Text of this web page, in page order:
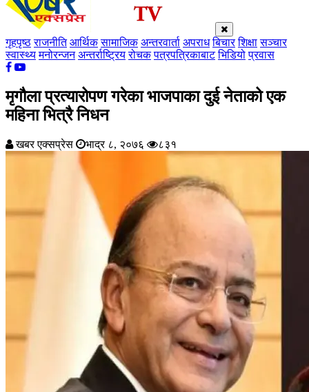
गृहपृष्ठ राजनीति आर्थिक सामाजिक अन्तरवार्ता अपराध बिचार शिक्षा सञ्चार
स्वास्थ्य मनोरन्जन अन्तर्राष्ट्रिय रोचक पत्रपत्रिकाबाट भिडियो प्रवास
मृगौला प्रत्यारोपण गरेका भाजपाका दुई नेताको एक
महिना भित्रै निधन
खबर एक्सप्रेस भाद्र ८, २०७६ ८३१